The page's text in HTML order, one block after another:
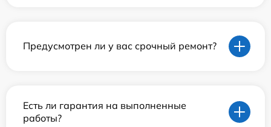
Предусмотрен ли у вас срочный ремонт?
Есть ли гарантия на выполненные
работы?